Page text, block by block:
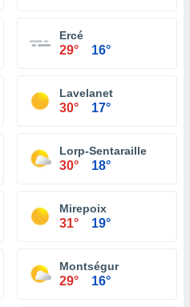
Ercé
29° 16°
Lavelanet
30° 17°
Lorp-Sentaraille
30° 18°
Mirepoix
31° 19°
Montségur
29° 16°